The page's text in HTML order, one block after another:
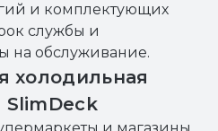
и комплектующих
службы и
на обслуживание.
холодильная
SlimDeck